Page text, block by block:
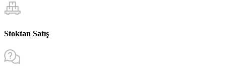
Stoktan Satış